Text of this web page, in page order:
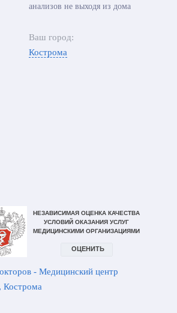
анализов не выходя из дома
Ваш город:
Кострома